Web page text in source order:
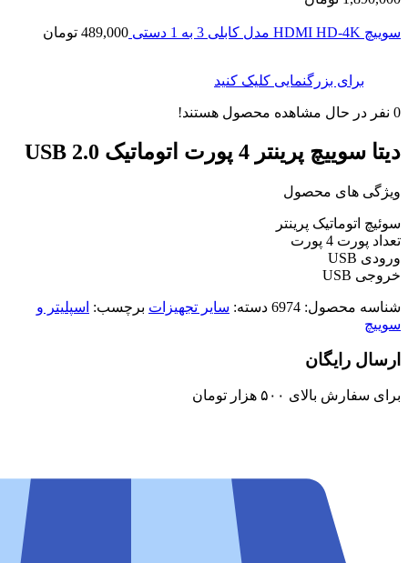
سوییچ HDMI HD-4K مدل کابلی 3 به 1 دستی 489,000 تومان
برای بزرگنمایی کلیک کنید
0 نفر در حال مشاهده محصول هستند!
دیتا سوییچ پرینتر 4 پورت اتوماتیک USB 2.0
ویژگی های محصول
سوئیچ اتوماتیک پرینتر
تعداد پورت 4 پورت
ورودی USB
خروجی USB
شناسه محصول: 6974 دسته: سایر تجهیزات برچسب: اسپلیتر و
سوییچ
ارسال رایگان
برای سفارش‌ بالای ۵۰۰ هزار تومان